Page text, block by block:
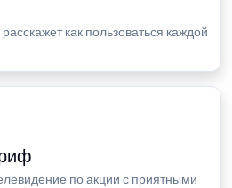
как пользоваться каждой
по акции с приятными